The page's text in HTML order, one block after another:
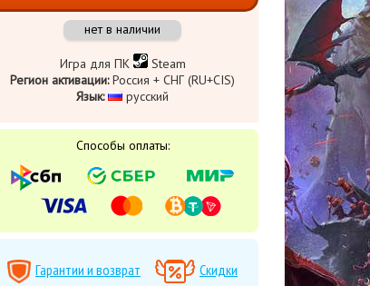
нет в наличии
Игра для ПК
Steam
Регион активации:Россия + СНГ (RU+CIS)
Язык:
русский
Способы оплаты:
Гарантии и возврат Скидки